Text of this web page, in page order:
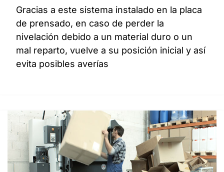
Gracias a este sistema instalado en la placa
de prensado, en caso de perder la
nivelación debido a un material duro o un
mal reparto, vuelve a su posición inicial y así
evita posibles averías